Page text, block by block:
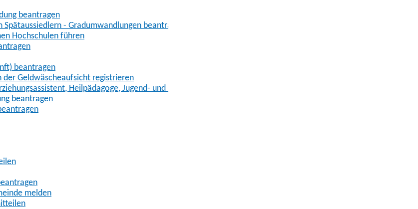
beantragen
- Gradumwandlungen beantragen
Hochschulen führen
beantragen
der Geldwäscheaufsicht registrieren
Heilpädagoge, Jugend- und Heimerzieher, Sozialarbeiter, Sozialpädagoge mit ausländischer
beantragen
melden